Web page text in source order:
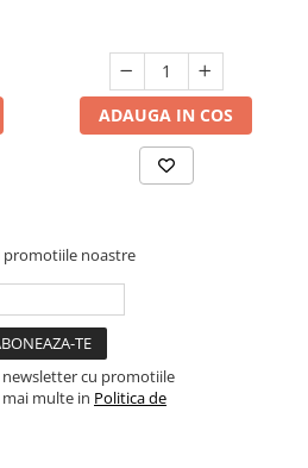
ADAUGA IN COS
promotiile noastre
newsletter cu promotiile
multe in Politica de